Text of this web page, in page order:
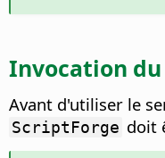
Invocation
Avant d'utiliser le
ScriptForge doit